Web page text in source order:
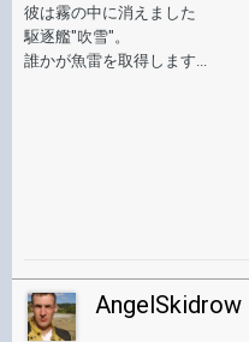
彼は霧の中に消えました
駆逐艦"吹雪"。
誰かが魚雷を取得します...
AngelSkidrow